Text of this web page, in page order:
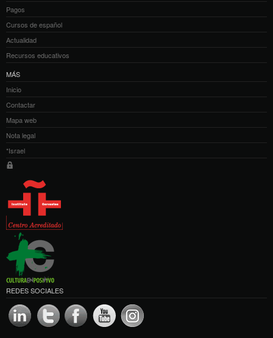
Pagos
Cursos de español
Actualidad
Recursos educativos
MÁS
Inicio
Contactar
Mapa web
Nota legal
*Israel
REDES SOCIALES